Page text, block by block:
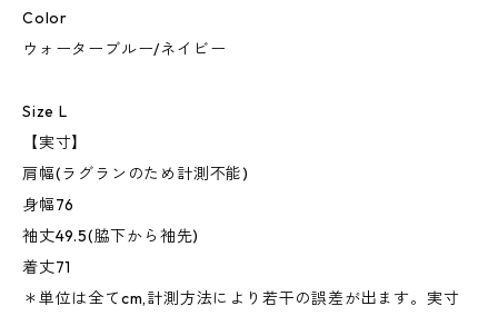
Color
ウォーターブルー/ネイビー
Size L
【実寸】
肩幅(ラグランのため計測不能)
身幅76
袖丈49.5(脇下から袖先)
着丈71
＊単位は全てcm,計測方法により若干の誤差が出ます。実寸